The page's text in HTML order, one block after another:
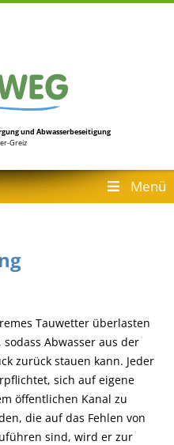
und Abwasserbeseitigung
Greiz
Menü
Tauwetter überlasten
Abwasser aus der
zurück stauen kann. Jeder
sich auf eigene
öffentlichen Kanal zu
die auf das Fehlen von
sind, wird er zur